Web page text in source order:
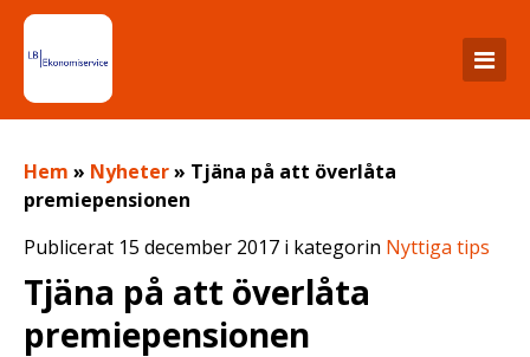
Hem » Nyheter» Tjäna på att överlåta
premiepensionen
Publicerat 15 december 2017 i kategorin Nyttiga tips
Tjäna på att överlåta
premiepensionen